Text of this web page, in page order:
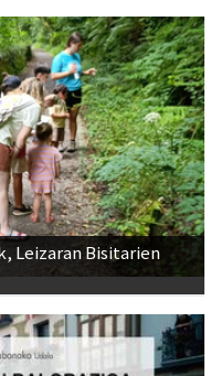
Leizaran Bisitarien